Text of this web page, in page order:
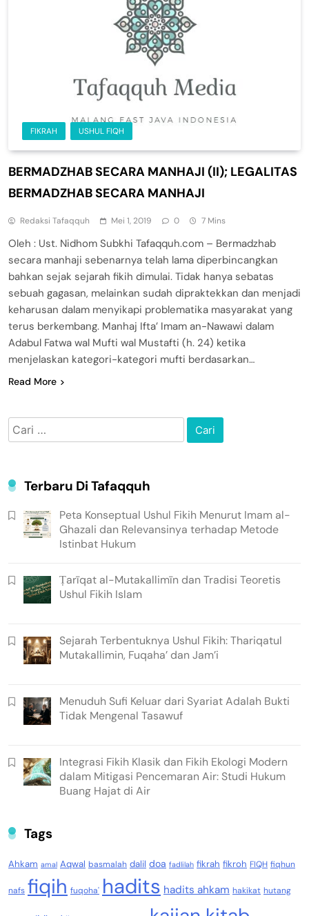
FIKRAH USHUL FIQH
BERMADZHAB SECARA MANHAJI (II); LEGALITAS
BERMADZHAB SECARA MANHAJI
Redaksi Tafaqquh Mei 1, 2019 0 7 Mins
Oleh : Ust. Nidhom Subkhi Tafaqquh.com – Bermadzhab
secara manhaji sebenarnya telah lama diperbincangkan
bahkan sejak sejarah fikih dimulai. Tidak hanya sebatas
sebuah gagasan, melainkan sudah dipraktekkan dan menjadi
keharusan dalam menyikapi problematika masyarakat yang
terus berkembang. Manhaj Ifta’ Imam an-Nawawi dalam
Adabul Fatwa wal Mufti wal Mustafti (h. 24) ketika
menjelaskan kategori-kategori mufti berdasarkan…
Read More
Cari
untuk:
Terbaru Di Tafaqquh
Peta Konseptual Ushul Fikih Menurut Imam al-
Ghazali dan Relevansinya terhadap Metode
Istinbat Hukum
Ṭarīqat al-Mutakallimīn dan Tradisi Teoretis
Ushul Fikih Islam
Sejarah Terbentuknya Ushul Fikih: Thariqatul
Mutakallimin, Fuqaha’ dan Jam’i
Menuduh Sufi Keluar dari Syariat Adalah Bukti
Tidak Mengenal Tasawuf
Integrasi Fikih Klasik dan Fikih Ekologi Modern
dalam Mitigasi Pencemaran Air: Studi Hukum
Buang Hajat di Air
Tags
Ahkam amal Aqwal basmalah dalil doa fadlilah fikrah fikroh FIQH fiqhun
nafs fiqih fuqoha' hadits hadits ahkam hakikat hutang